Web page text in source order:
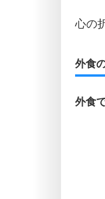
心の
外食
外食